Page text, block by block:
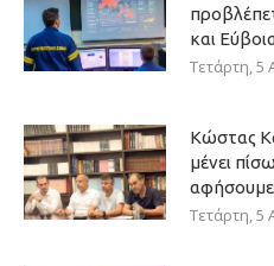
και
Τετάρτη, 5
Κώστας
μένει
Τετάρτη, 5